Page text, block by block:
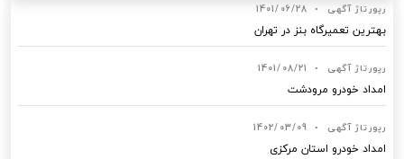
رپورتاژ آگهی •
1401/06/28
بهترین تعمیرگاه بنز در تهران
رپورتاژ آگهی •
1401/08/21
امداد خودرو مرودشت
رپورتاژ آگهی •
1402/03/09
امداد خودرو استان مرکزی